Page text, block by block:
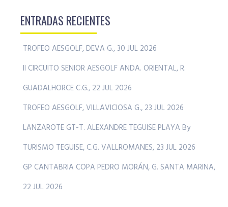
ENTRADAS RECIENTES
TROFEO AESGOLF, DEVA G., 30 JUL 2026
II CIRCUITO SENIOR AESGOLF ANDA. ORIENTAL, R.
GUADALHORCE C.G., 22 JUL 2026
TROFEO AESGOLF, VILLAVICIOSA G., 23 JUL 2026
LANZAROTE GT-T. ALEXANDRE TEGUISE PLAYA By
TURISMO TEGUISE, C.G. VALLROMANES, 23 JUL 2026
GP CANTABRIA COPA PEDRO MORÁN, G. SANTA MARINA,
22 JUL 2026